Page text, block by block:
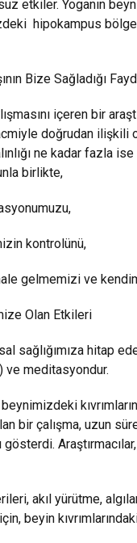
etkiler. Yoganın
hipokampus
Bize Sağladığı
içeren bir
doğrudan ilişkili
ne kadar fazla
birlikte,
kontrolünü,
gelmemizi ve
Olan Etkileri
sağlığımıza hitap
ve meditasyondur.
bir çalışma, uzun
gösterdi.
akıl yürütme,
beyin